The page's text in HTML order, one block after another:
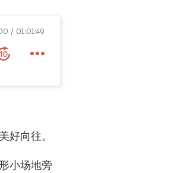
01:01:49
好向往。
小场地旁